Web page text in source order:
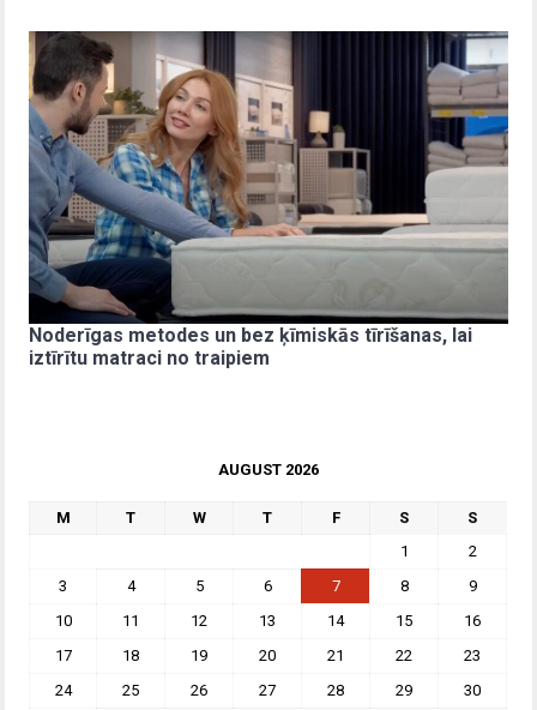
Noderīgas metodes un bez ķīmiskās tīrīšanas, lai
iztīrītu matraci no traipiem
AUGUST 2026
M T W T F S
S
1
2
3
4 5 6 7 8
9
10
11 12 13 14 15
16
17
18 19 20 21 22
23
24
25 26 27 28 29
30